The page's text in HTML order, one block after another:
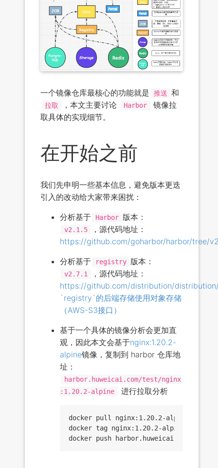
一个镜像仓库最核心的功能就是 推送 和
拉取 ，本文主要讨论 Harbor
镜像拉
取具体的实现细节。
在开始之前
我们先申明一些基本信息，避免版本更迭
引入的改动给大家带来困扰：
分析基于 Harbor 版本：
v2.1.5
，源代码地址：
https://github.com/goharbor/harbor/tree/
分析基于 registry 版本：
v2.7.1
，源代码地址：
https://github.com/distribution/
`registry`的后端存储使用对象存储
（AWS-S3接口）
基于一个具体的镜像分析会更加直
观，因此本文会基于nginx:1.20.2-
alpine镜像，复制到 harbor 仓库地
址：
harbor.huweicai.com/test/nginx
:1.20.2-alpine
进行拉取分析
docker pull nginx:1.20.2-alpine
docker tag nginx:1.20.2-alpine